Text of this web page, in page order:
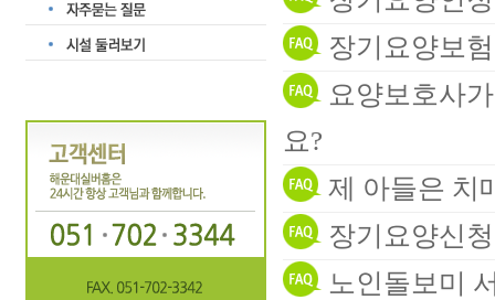
장기요양보
요양보호사
요?
제 아들은 치
장기요양신
노인돌보미